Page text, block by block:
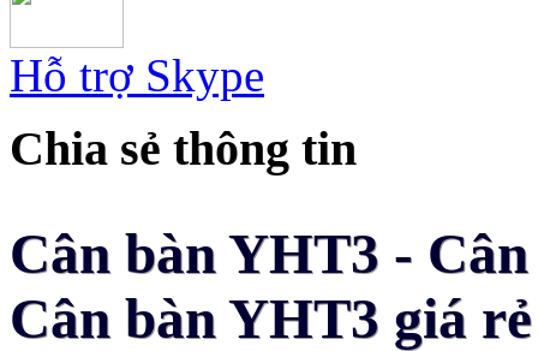
Hỗ trợ Skype
Chia sẻ thông tin
Cân bàn YHT3 -
Cân bàn YHT3 giá